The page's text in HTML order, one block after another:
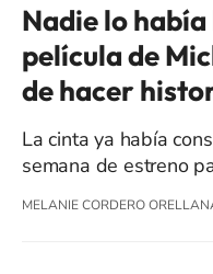
Nadie lo
película de
de hacer
La cinta ya había
semana de estreno
MELANIE CORDERO